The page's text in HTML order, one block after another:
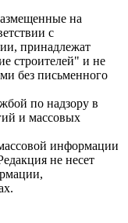
на
с
принадлежат
строителей" и не
без письменного
по надзору в
и массовых
информации
не несет